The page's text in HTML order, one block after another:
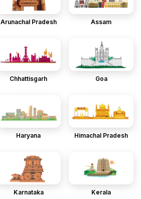
Arunachal Pradesh Assam
Chhattisgarh Goa
Haryana Himachal Pradesh
Karnataka Kerala